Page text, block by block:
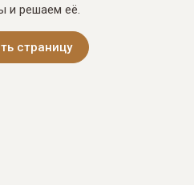
и решаем её.
страницу